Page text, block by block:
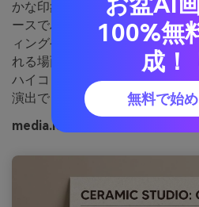
かな印象。ピュースがやさしく
ースでハンドメイド感が際立ち
ィングや陶器ラベル、マーケッ
れる場面にぴったり。ポイント
ハイコントラストなスタンプを
演出できます。
media.ioで生成したクレイ＆コ
100%無
成！
無料で始